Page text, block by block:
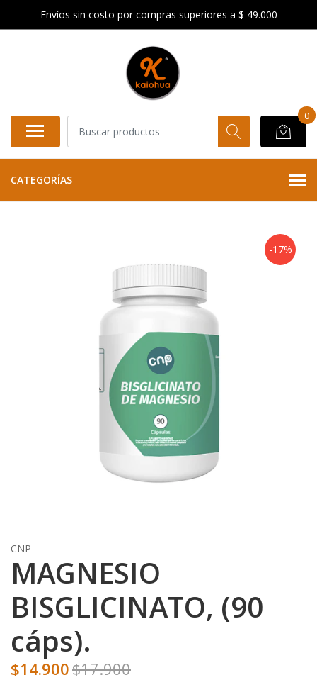
Envíos sin costo por compras superiores a $ 49.000
0
CATEGORÍAS
-17%
CNP
MAGNESIO
BISGLICINATO, (90
cáps).
$14.900$17.900